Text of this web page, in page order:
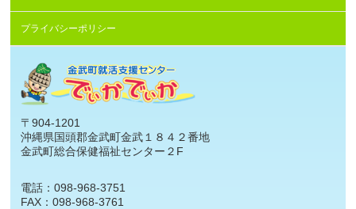
プライバシーポリシー
〒904-1201
沖縄県国頭郡金武町金武１８４２番地
金武町総合保健福祉センター２F
電話：098-968-3751
FAX：098-968-3761